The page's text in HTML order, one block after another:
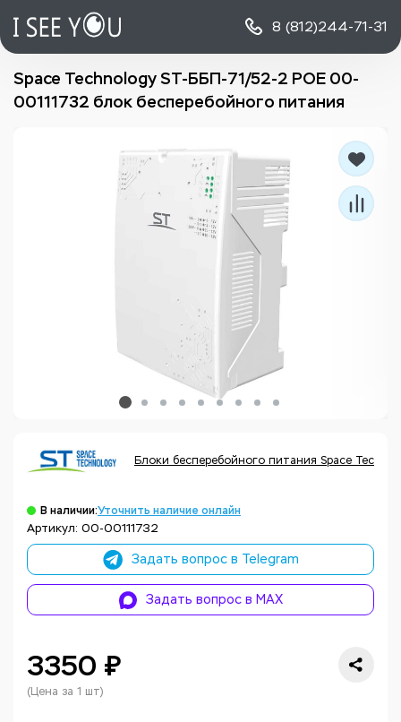
8 (812)244-71-31
Space Technology ST-ББП-71/52-2 POE 00-
00111732 блок бесперебойного питания
Блоки бесперебойного питания Space
В наличии:Уточнить наличие онлайн
Артикул: 00-00111732
Задать вопрос в Telegram
Задать вопрос в MAX
3350 ₽
(Цена за 1 шт)